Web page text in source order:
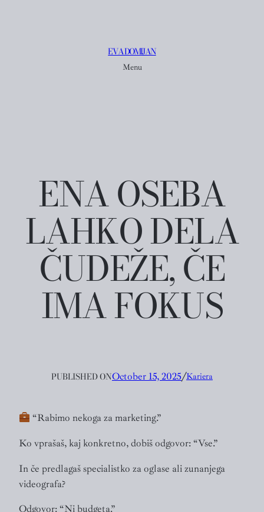
EVA DOMIJAN
Menu
ENA OSEBA
LAHKO DELA
ČUDEŽE, ČE
IMA FOKUS
PUBLISHED ONOctober 15, 2025╱Kariera
“Rabimo nekoga za marketing.”
Ko vprašaš, kaj konkretno, dobiš odgovor: “Vse.”
In če predlagaš specialistko za oglase ali zunanjega
videografa?
Odgovor: “Ni budgeta.”